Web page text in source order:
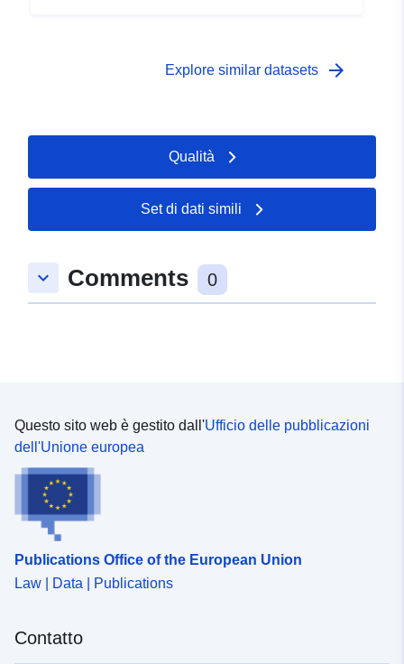
Explore similar datasets arrow_forward
Qualità
Set di dati simili
keyboard_arrow_down Comments 0
Questo sito web è gestito dall'Ufficio delle pubblicazioni
dell'Unione europea
Publications Office of the European Union
Law | Data | Publications
Contatto